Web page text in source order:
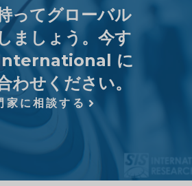
ってグローバル
ましょう。今す
International に
わせください。
家に相談する